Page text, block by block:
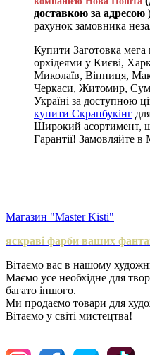
доставкою за адресою
рахунок замовника
Купити Заготовка
орхідеями у Києві,
Миколаїв, Вінниця,
Черкаси, Житомир,
Україні за доступною
купити Скрапбукінг
Широкий асортимент,
Гарантії! Замовляйте в
Магазин "Master Kisti"
яскраві фарби ваших
Вітаємо вас в нашому
Маємо усе необхідне для
багато іншого.
Ми продаємо товари для
Вітаємо у світі мистецтва!